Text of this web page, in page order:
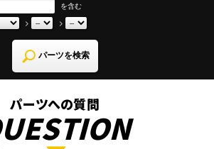
を含む
> >
パーツを検索
パーツへの質問